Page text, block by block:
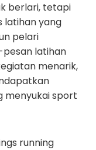
berlari, tetapi
latihan yang
pelari
latihan
menarik,
menyukai sport
running